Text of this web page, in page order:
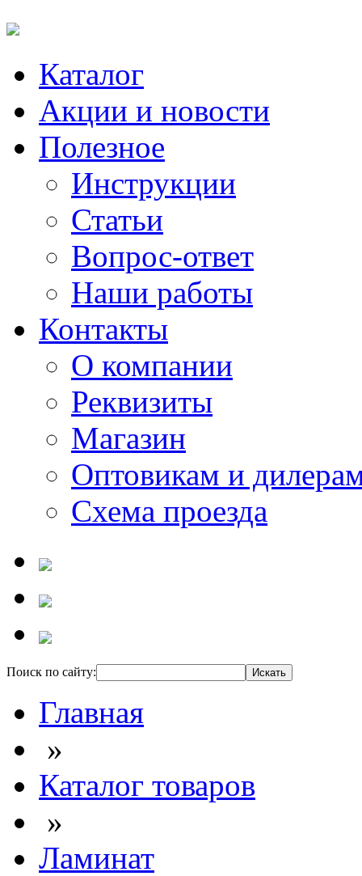
Каталог
Акции и новости
Полезное
Инструкции
Статьи
Вопрос-ответ
Наши работы
Контакты
О компании
Реквизиты
Магазин
Оптовикам и
Схема проезда
Поиск по сайту:
Главная
»
Каталог товаров
»
Ламинат